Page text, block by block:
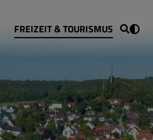
FREIZEIT & TOURISMUS